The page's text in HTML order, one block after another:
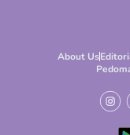
About Us